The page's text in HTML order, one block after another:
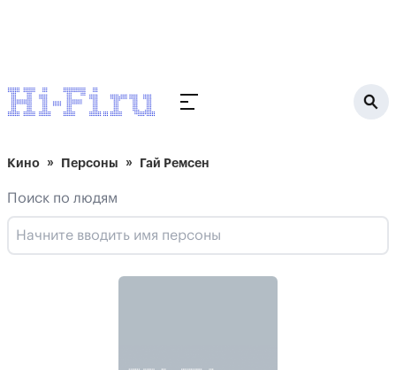
Кино Персоны Гай Ремсен
Поиск по людям